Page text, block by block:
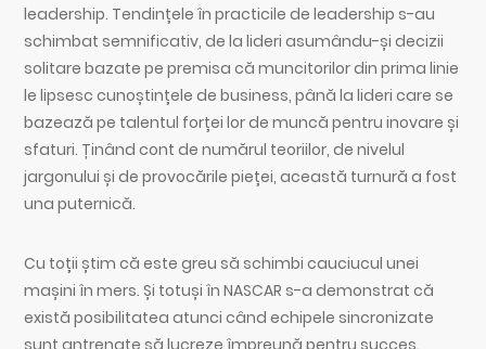
leadership. Tendințele în practicile de leadership s-au
schimbat semnificativ, de la lideri asumându-și decizii
solitare bazate pe premisa că muncitorilor din prima linie
le lipsesc cunoștințele de business, până la lideri care se
bazează pe talentul forței lor de muncă pentru inovare și
sfaturi. Ținând cont de numărul teoriilor, de nivelul
jargonului și de provocările pieței, această turnură a fost
una puternică.
Cu toții știm că este greu să schimbi cauciucul unei
mașini în mers. Și totuși în NASCAR s-a demonstrat că
există posibilitatea atunci când echipele sincronizate
sunt antrenate să lucreze împreună pentru succes.